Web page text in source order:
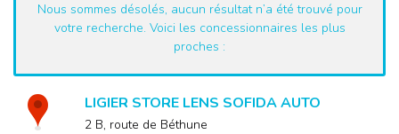
Nous sommes désolés, aucun résultat n’a été trouvé pour
votre recherche. Voici les concessionnaires les plus
proches :
LIGIER STORE LENS SOFIDA AUTO
2 B, route de Béthune